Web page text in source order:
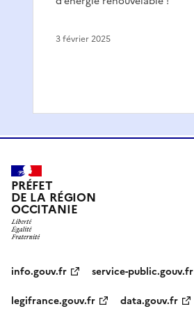
3 février 2025
PRÉFET
DE LA RÉGION
OCCITANIE
info.gouv.fr
service-public.gouv.fr
legifrance.gouv.fr
data.gouv.fr